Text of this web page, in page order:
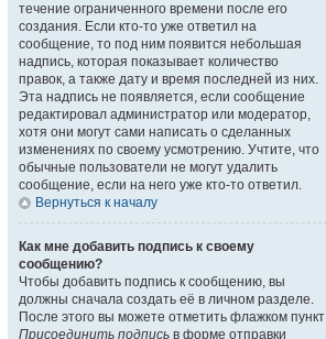
течение ограниченного времени после его
создания. Если кто-то уже ответил на
сообщение, то под ним появится небольшая
надпись, которая показывает количество
правок, а также дату и время последней из них.
Эта надпись не появляется, если сообщение
редактировал администратор или модератор,
хотя они могут сами написать о сделанных
изменениях по своему усмотрению. Учтите, что
обычные пользователи не могут удалить
сообщение, если на него уже кто-то ответил.
Вернуться к началу
Как мне добавить подпись к своему
сообщению?
Чтобы добавить подпись к сообщению, вы
должны сначала создать её в личном разделе.
После этого вы можете отметить флажком пункт
Присоединить подпись в форме отправки